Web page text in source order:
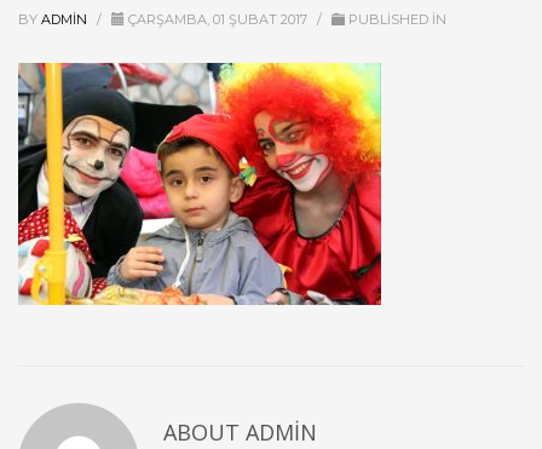
BY ADMIN / ÇARŞAMBA, 01 ŞUBAT 2017 / PUBLISHED IN
ABOUT ADMIN